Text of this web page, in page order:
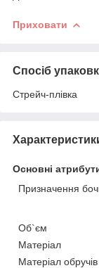
Приховати
Спосіб
Стрейч-плівка
Основні
Призначення
Об`єм
Матеріал
Матеріал обручів